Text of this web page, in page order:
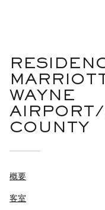
WAYNE
COUNTY
概要
客室